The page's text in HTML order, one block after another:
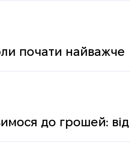
почати найважче
до грошей: від
і психічних